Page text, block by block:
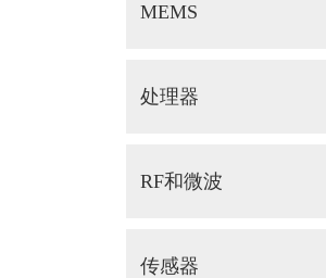
MEMS
处理器
RF和微波
传感器